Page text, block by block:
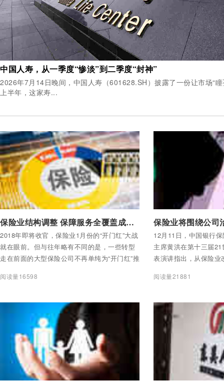
中国人寿，从一季度“惨淡”到二季度“封神”
2026年7月14日晚间，中国人寿（601628.SH）披露了一份让市场“
上半年，这家寿...
保险业结构调整 保障服务全覆盖成竞争焦点
2018年即将收官，保险业1月份的“开门红”大战
就在眼前。但与往年略有不同的是，一些转型
走在前面的大型保险公司不再单纯为“开门红”推
盖服务，即通过产品升级或调整产品结构，为
管理。
阅读量16598
保险业将围绕公司
12月11日，中国银行
主席黄洪在第十三届
表演讲指出，从保险
问题和挑战，未来保
阅读量21881